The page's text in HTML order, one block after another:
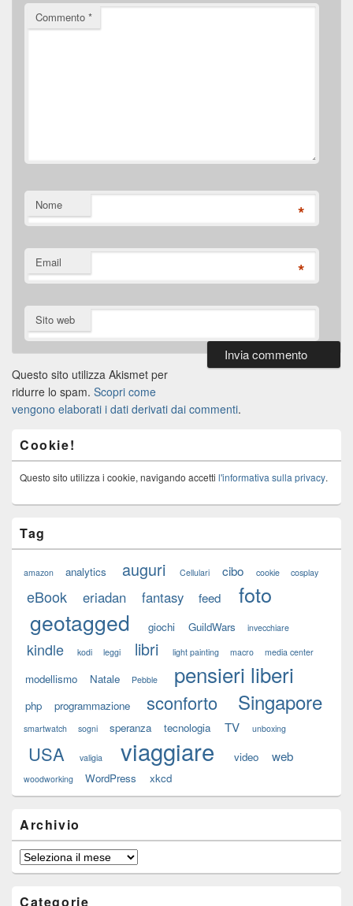
Commento *
Nome *
Email *
Sito web
Questo sito utilizza Akismet per
ridurre lo spam. Scopri come
vengono elaborati i dati derivati dai commenti.
Cookie!
Questo sito utilizza i cookie, navigando accetti l'informativa sulla privacy.
Tag
amazon analytics auguri Cellulari cibo cookie cosplay
eBook eriadan fantasy feed foto
geotagged giochi GuildWars invecchiare
kindle kodi leggi libri light painting macro media center
modellismo Natale Pebble pensieri liberi
php programmazione sconforto Singapore
smartwatch sogni speranza tecnologia TV unboxing
USA valigia viaggiare video web
woodworking WordPress xkcd
Archivio
Archivio
Categorie